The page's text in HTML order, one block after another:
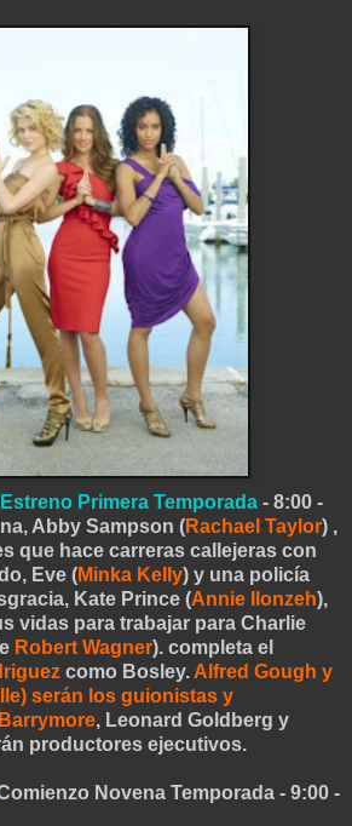
Estreno Primera Temporada - 8:00 -
Abby Sampson (Rachael Taylor) ,
que hace carreras callejeras con
Eve (Minka Kelly) y una policía
Kate Prince (Annie Ilonzeh),
vidas para trabajar para Charlie
Robert Wagner). completa el
como Bosley. Alfred Gough y
serán los guionistas y
, Leonard Goldberg y
productores ejecutivos.
Novena Temporada - 9:00 -